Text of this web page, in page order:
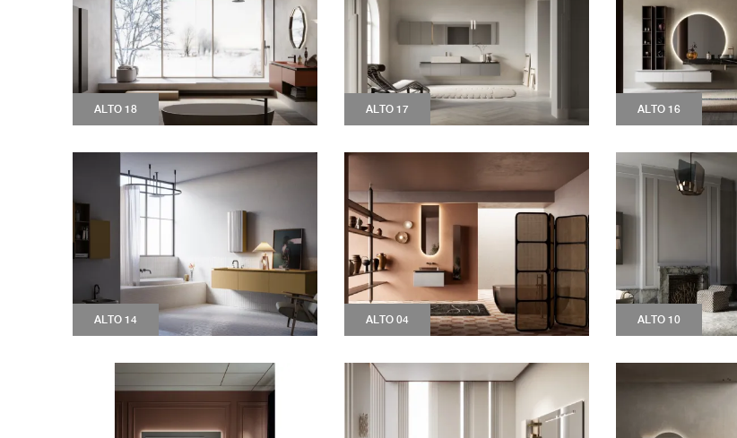
ALTO 18 ALTO 17 ALTO 16
ALTO 14 ALTO 04 ALTO 10